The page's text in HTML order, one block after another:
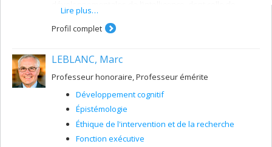
Piaget, les théories néopiagétiennes et les modèles de
Siegler. Parmi les approches contemporaines, mes
travaux portent principalement sur la théorie triarchique
l’intelligence émotionnelle. On ne peut s’intéresser sans
psychométriques qui débouchent sur le quotient
intellectuel. À cet égard, je m’intéresse aux déterminants
de l’intelligence dans une perspective épigénétique
(interaction entre les gènes et l’environnement), aux
comparaisons entre les groupes (sexe et groupes
ethniques). Enfin, je travaille sur un des phénomènes
Lire plus…
Profil complet
LEBLANC, Marc
Professeur honoraire, Professeur émérite
Développement cognitif
Épistémologie
Éthique de l'intervention et de la recherche
Fonction exécutive